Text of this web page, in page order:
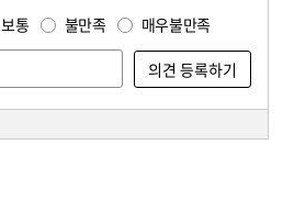
보통 불만족 매우불만족